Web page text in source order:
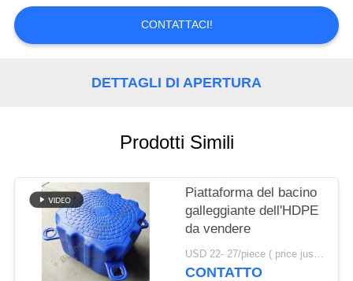
RICHIEDA
CITAZIONE
SITO
PRIVACY
POLICY
CONTATTACI!
DETTAGLI DI APERTURA
Prodotti Simili
Piattaforma del bacino
galleggiante dell'HDPE
da vendere
USD 22- 27/piece ( price just for reference, detailed prices need to be confirmed) MOQ:100pcs
CONTATTO